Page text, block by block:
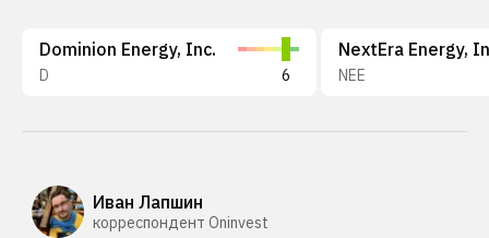
Dominion Energy, Inc.
D 6
NextEra Energy,
NEE
Иван Лапшин
корреспондент Oninvest